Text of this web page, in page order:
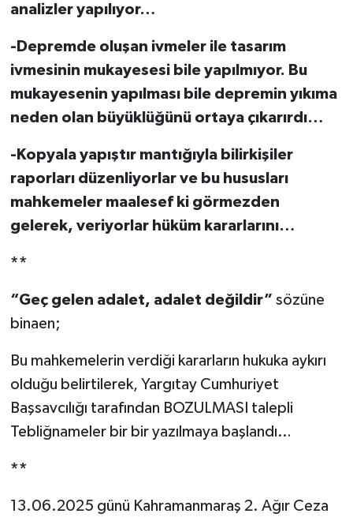
analizler yapılıyor…
-Depremde oluşan ivmeler ile tasarım
ivmesinin mukayesesi bile yapılmıyor. Bu
mukayesenin yapılması bile depremin yıkıma
neden olan büyüklüğünü ortaya çıkarırdı…
-Kopyala yapıştır mantığıyla bilirkişiler
raporları düzenliyorlar ve bu hususları
mahkemeler maalesef ki görmezden
gelerek, veriyorlar hüküm kararlarını…
**
“Geç gelen adalet, adalet değildir” sözüne
binaen;
Bu mahkemelerin verdiği kararların hukuka aykırı
olduğu belirtilerek, Yargıtay Cumhuriyet
Başsavcılığı tarafından BOZULMASI talepli
Tebliğnameler bir bir yazılmaya başlandı…
**
13.06.2025 günü Kahramanmaraş 2. Ağır Ceza